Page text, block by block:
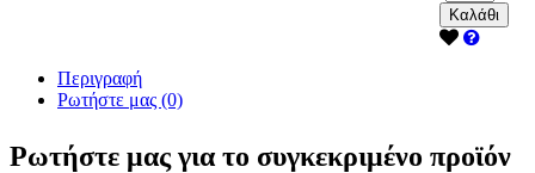
Καλάθι
Περιγραφή
Ρωτήστε μας (0)
Ρωτήστε μας για το συγκεκριμένο προϊόν